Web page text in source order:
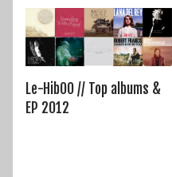
Le-HibOO // Top albums &
EP 2012